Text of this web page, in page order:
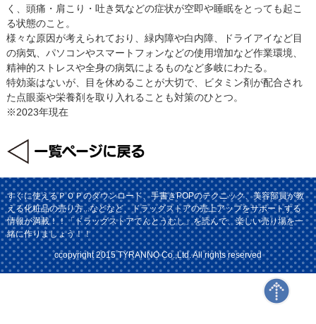
く、頭痛・肩こり・吐き気などの症状が空即や睡眠をとっても起こ
る状態のこと。
様々な原因が考えられており、緑内障や白内障、ドライアイなど目
の病気、パソコンやスマートフォンなどの使用増加など作業環境、
精神的ストレスや全身の病気によるものなど多岐にわたる。
特効薬はないが、目を休めることが大切で、ビタミン剤が配合され
た点眼薬や栄養剤を取り入れることも対策のひとつ。
※2023年現在
すぐに使えるＰＯＰのダウンロード、手書きPOPのテクニック、美容部員が教
える化粧品の売り方...などなど、ドラッグストアの売上アップをサポートする
情報が満載！！「ドラッグストアてんとうむし」を読んで、楽しい売り場を一
緒に作りましょう！！
ccopyright 2015 TYRANNO Co.,Ltd. All rights reserved